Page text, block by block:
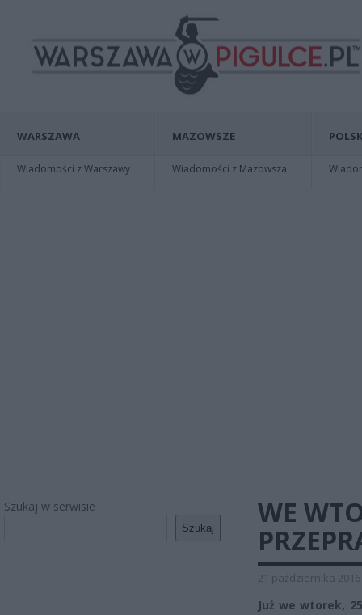
WARSZAWA
Wiadomości z Warszawy
MAZOWSZE
Wiadomości z Mazowsza
Szukaj w serwisie
Szukaj
WE
21 października 2016
Już we wtorek,